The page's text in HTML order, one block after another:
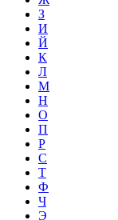
З
И
Й
К
Л
М
Н
О
П
Р
С
Т
Ф
Ч
Э